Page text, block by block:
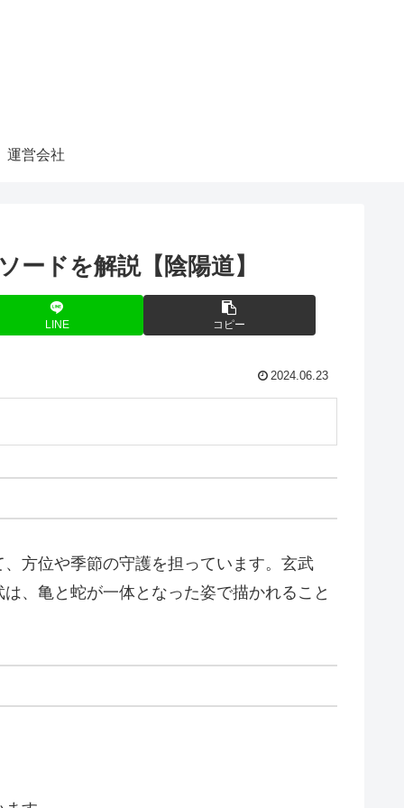
運営会社
ードを解説【陰陽道】
LINE コピー
2024.06.23
方位や季節の守護を担っています。玄武
、亀と蛇が一体となった姿で描かれること